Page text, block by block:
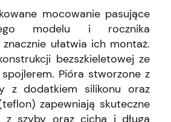
mocowanie pasujące
modelu i rocznika
ułatwia ich montaż.
bezszkieletowej ze
Pióra stworzone z
z dodatkiem silikonu oraz
zapewniają skuteczne
z szyby oraz cichą i długą